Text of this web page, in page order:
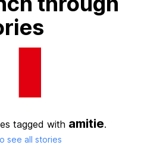
tagged with amitie.
see all stories